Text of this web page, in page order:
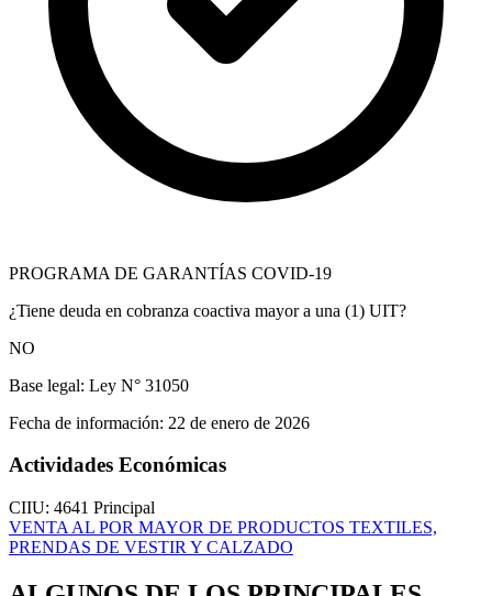
PROGRAMA DE GARANTÍAS COVID-19
¿Tiene deuda en cobranza coactiva mayor a una (1) UIT?
NO
Base legal: Ley N° 31050
Fecha de información: 22 de enero de 2026
Actividades Económicas
CIIU: 4641 Principal
VENTA AL POR MAYOR DE PRODUCTOS TEXTILES,
PRENDAS DE VESTIR Y CALZADO